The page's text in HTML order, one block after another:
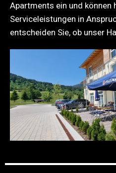
Apartments ein und können
Serviceleistungen in
entscheiden Sie, ob unser